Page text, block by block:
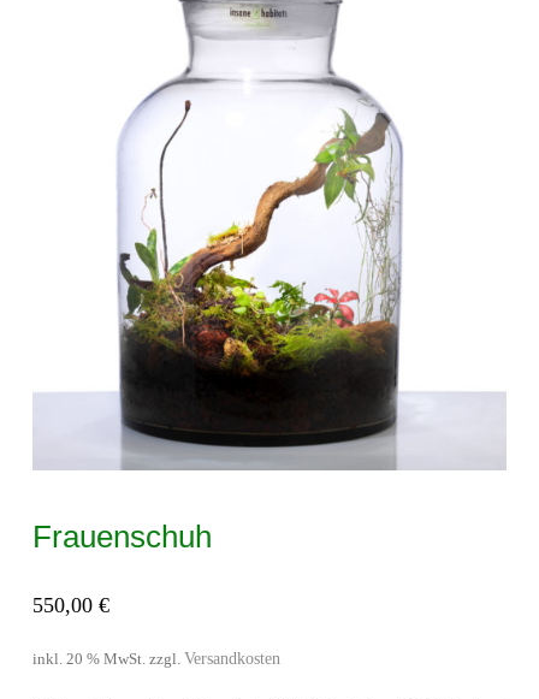
Frauenschuh
550,00 €
inkl. 20 % MwSt. zzgl. Versandkosten